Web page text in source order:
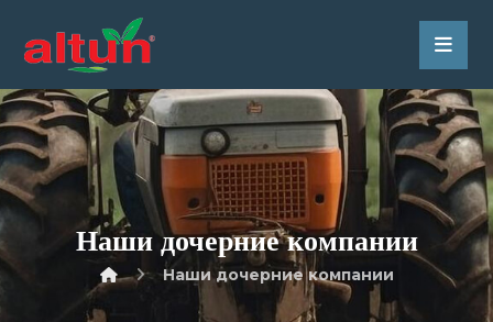
Наши дочерние компании
Наши дочерние компании